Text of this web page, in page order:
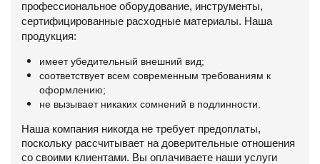
профессиональное оборудование, инструменты,
сертифицированные расходные материалы. Наша
продукция:
имеет убедительный внешний вид;
соответствует всем современным требованиям к
оформлению;
не вызывает никаких сомнений в подлинности.
Наша компания никогда не требует предоплаты,
поскольку рассчитывает на доверительные отношения
со своими клиентами. Вы оплачиваете наши услуги